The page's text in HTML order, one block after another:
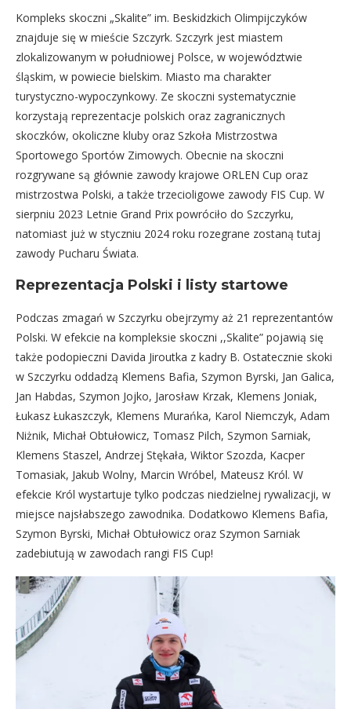
Kompleks skoczni „Skalite” im. Beskidzkich Olimpijczyków
znajduje się w mieście Szczyrk. Szczyrk jest miastem
zlokalizowanym w południowej Polsce, w województwie
śląskim, w powiecie bielskim. Miasto ma charakter
turystyczno-wypoczynkowy. Ze skoczni systematycznie
korzystają reprezentacje polskich oraz zagranicznych
skoczków, okoliczne kluby oraz Szkoła Mistrzostwa
Sportowego Sportów Zimowych. Obecnie na skoczni
rozgrywane są głównie zawody krajowe ORLEN Cup oraz
mistrzostwa Polski, a także trzecioligowe zawody FIS Cup. W
sierpniu 2023 Letnie Grand Prix powróciło do Szczyrku,
natomiast już w styczniu 2024 roku rozegrane zostaną tutaj
zawody Pucharu Świata.
Reprezentacja Polski i listy startowe
Podczas zmagań w Szczyrku obejrzymy aż 21 reprezentantów
Polski. W efekcie na kompleksie skoczni ,,Skalite” pojawią się
także podopieczni Davida Jiroutka z kadry B. Ostatecznie skoki
w Szczyrku oddadzą Klemens Bafia, Szymon Byrski, Jan Galica,
Jan Habdas, Szymon Jojko, Jarosław Krzak, Klemens Joniak,
Łukasz Łukaszczyk, Klemens Murańka, Karol Niemczyk, Adam
Niżnik, Michał Obtułowicz, Tomasz Pilch, Szymon Sarniak,
Klemens Staszel, Andrzej Stękała, Wiktor Szozda, Kacper
Tomasiak, Jakub Wolny, Marcin Wróbel, Mateusz Król. W
efekcie Król wystartuje tylko podczas niedzielnej rywalizacji, w
miejsce najsłabszego zawodnika. Dodatkowo Klemens Bafia,
Szymon Byrski, Michał Obtułowicz oraz Szymon Sarniak
zadebiutują w zawodach rangi FIS Cup!